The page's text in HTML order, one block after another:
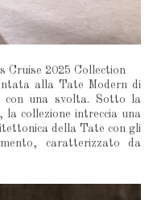
Cruise 2025 Collection
alla Tate Modern di
con una svolta. Sotto la
collezione intreccia una
della Tate con gli
caratterizzato da